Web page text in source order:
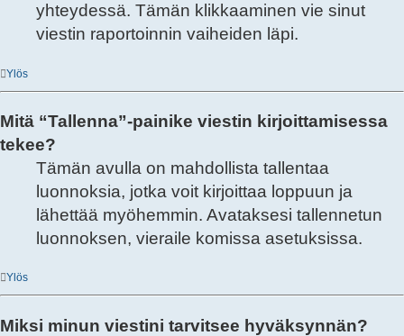
yhteydessä. Tämän klikkaaminen vie sinut
viestin raportoinnin vaiheiden läpi.
Ylös
Mitä “Tallenna”-painike viestin kirjoittamisessa
tekee?
Tämän avulla on mahdollista tallentaa
luonnoksia, jotka voit kirjoittaa loppuun ja
lähettää myöhemmin. Avataksesi tallennetun
luonnoksen, vieraile komissa asetuksissa.
Ylös
Miksi minun viestini tarvitsee hyväksynnän?